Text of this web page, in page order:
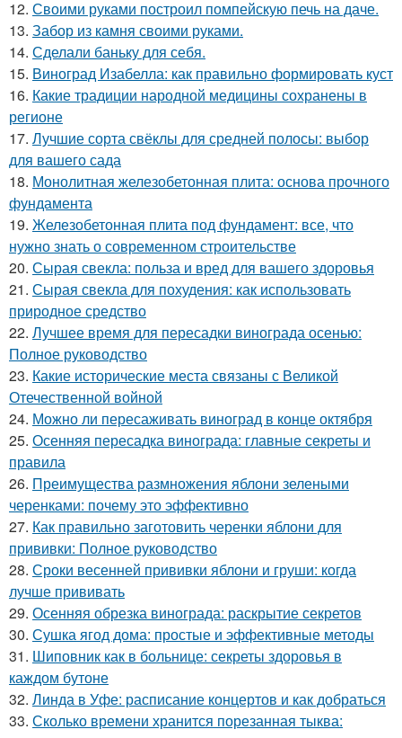
12. Своими руками построил помпейскую печь на даче.
13. Забор из камня своими руками.
14. Сделали баньку для себя.
15. Виноград Изабелла: как правильно формировать куст
16. Какие традиции народной медицины сохранены в
регионе
17. Лучшие сорта свёклы для средней полосы: выбор
для вашего сада
18. Монолитная железобетонная плита: основа прочного
фундамента
19. Железобетонная плита под фундамент: все, что
нужно знать о современном строительстве
20. Сырая свекла: польза и вред для вашего здоровья
21. Сырая свекла для похудения: как использовать
природное средство
22. Лучшее время для пересадки винограда осенью:
Полное руководство
23. Какие исторические места связаны с Великой
Отечественной войной
24. Можно ли пересаживать виноград в конце октября
25. Осенняя пересадка винограда: главные секреты и
правила
26. Преимущества размножения яблони зелеными
черенками: почему это эффективно
27. Как правильно заготовить черенки яблони для
прививки: Полное руководство
28. Сроки весенней прививки яблони и груши: когда
лучше прививать
29. Осенняя обрезка винограда: раскрытие секретов
30. Сушка ягод дома: простые и эффективные методы
31. Шиповник как в больнице: секреты здоровья в
каждом бутоне
32. Линда в Уфе: расписание концертов и как добраться
33. Сколько времени хранится порезанная тыква: